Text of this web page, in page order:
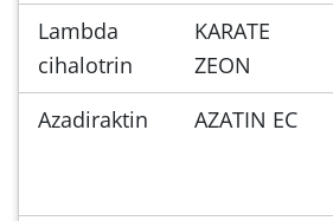
Lambda
cihalotrin
KARATE
ZEON
Azadiraktin AZATIN EC